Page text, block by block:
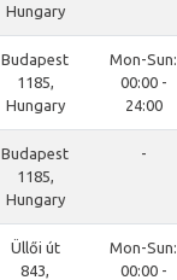
Hungary
Budapest
1185,
Hungary
Mon-Sun:
00:00 -
24:00
Budapest
1185,
Hungary
-
Üllői út
843,
Mon-Sun:
00:00 -